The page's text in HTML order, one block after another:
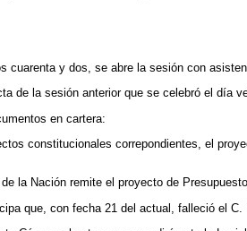
cuarenta y dos, se abre la sesión con
de la sesión anterior que se celebró el día
en cartera:
constitucionales correpondientes, el
la Nación remite el proyecto de
que, con fecha 21 del actual, falleció el